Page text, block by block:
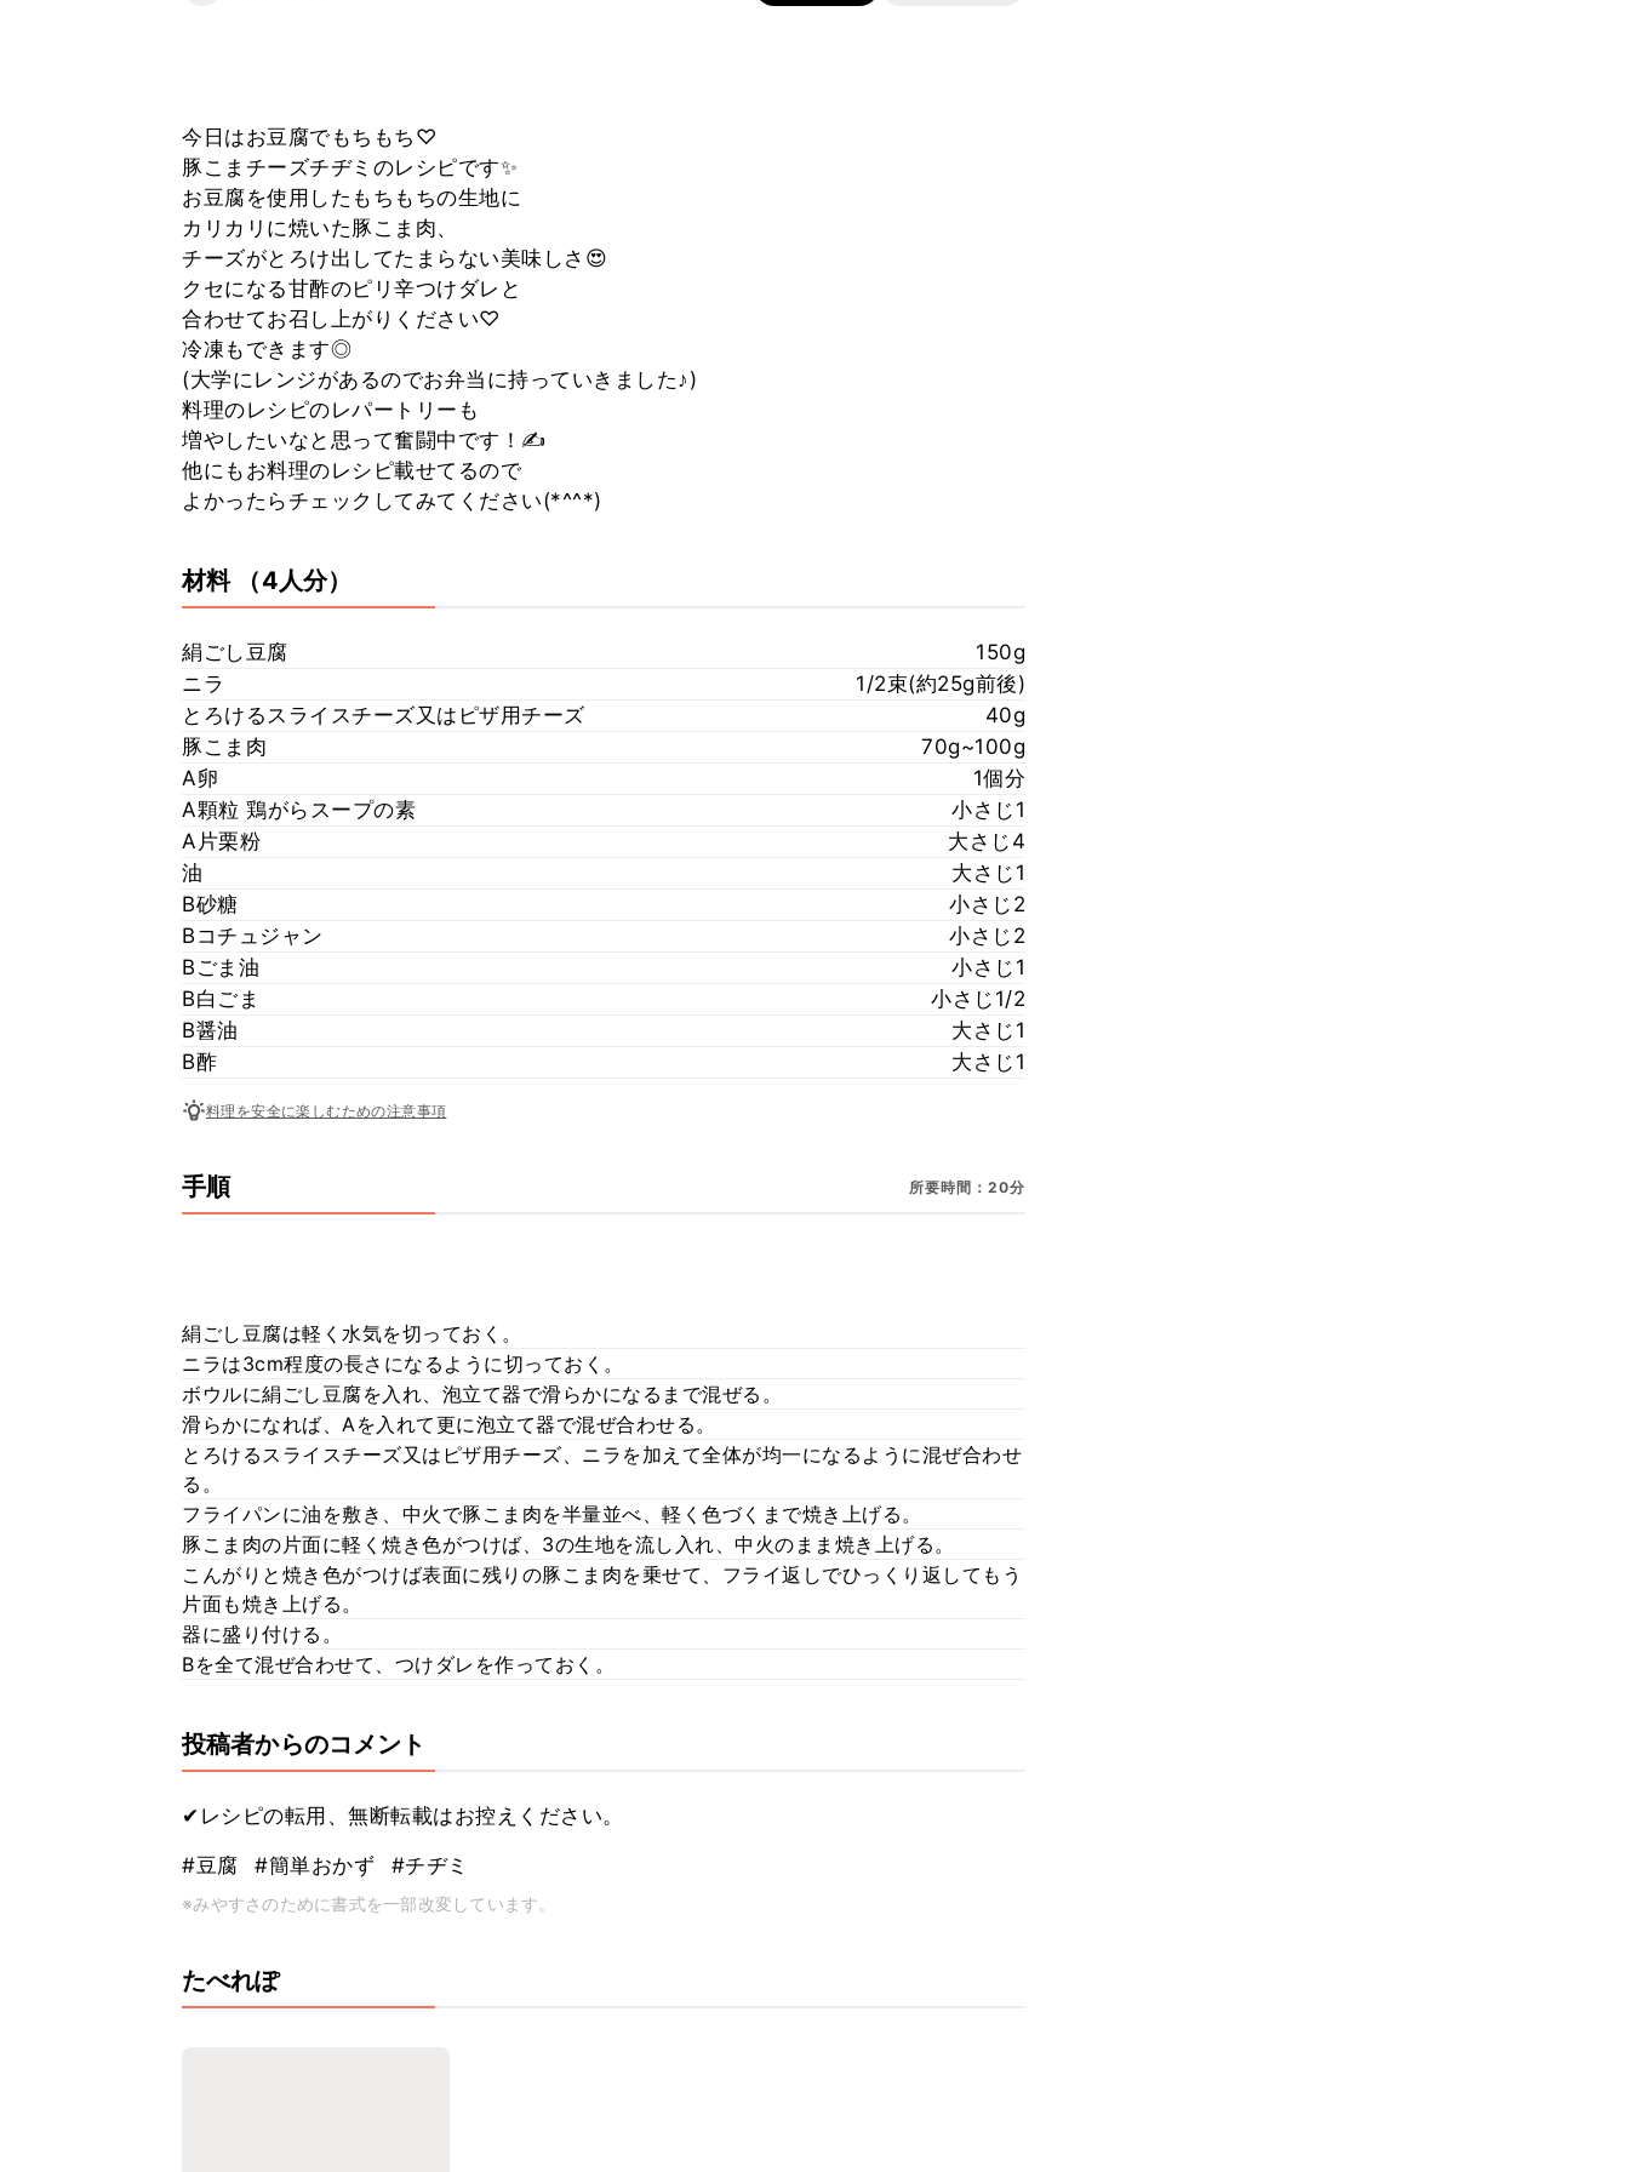
今日はお豆腐でもちもち♡
豚こまチーズチヂミのレシピです︎✨
お豆腐を使用したもちもちの生地に
カリカリに焼いた豚こま肉、
チーズがとろけ出してたまらない美味しさ😍
クセになる甘酢のピリ辛つけダレと
合わせてお召し上がりください♡
冷凍もできます◎
(大学にレンジがあるのでお弁当に持っていきました♪)
料理のレシピのレパートリーも
増やしたいなと思って奮闘中です！✍️
他にもお料理のレシピ載せてるので
よかったらチェックしてみてください(*^^*)
材料 （4人分）
絹ごし豆腐
150g
ニラ
1/2束(約25g前後)
とろけるスライスチーズ又はピザ用チーズ
40g
豚こま肉
70g~100g
A卵
1個分
A顆粒 鶏がらスープの素
小さじ1
A片栗粉
大さじ4
油
大さじ1
B砂糖
小さじ2
Bコチュジャン
小さじ2
Bごま油
小さじ1
B白ごま
小さじ1/2
B醤油
大さじ1
B酢
大さじ1
料理を安全に楽しむための注意事項
手順 所要時間：20分
絹ごし豆腐は軽く水気を切っておく。
ニラは3cm程度の長さになるように切っておく。
ボウルに絹ごし豆腐を入れ、泡立て器で滑らかになるまで混ぜる。
滑らかになれば、Aを入れて更に泡立て器で混ぜ合わせる。
とろけるスライスチーズ又はピザ用チーズ、ニラを加えて全体が均一になるように混ぜ合わせ
る。
フライパンに油を敷き、中火で豚こま肉を半量並べ、軽く色づくまで焼き上げる。
豚こま肉の片面に軽く焼き色がつけば、3の生地を流し入れ、中火のまま焼き上げる。
こんがりと焼き色がつけば表面に残りの豚こま肉を乗せて、フライ返しでひっくり返してもう
片面も焼き上げる。
器に盛り付ける。
Bを全て混ぜ合わせて、つけダレを作っておく。
投稿者からのコメント
✔レシピの転用、無断転載はお控えください。
#豆腐 #簡単おかず #チヂミ
※みやすさのために書式を一部改変しています。
たべれぽ